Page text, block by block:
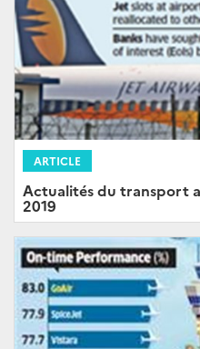
ARTICLE
Actualités du transport
2019